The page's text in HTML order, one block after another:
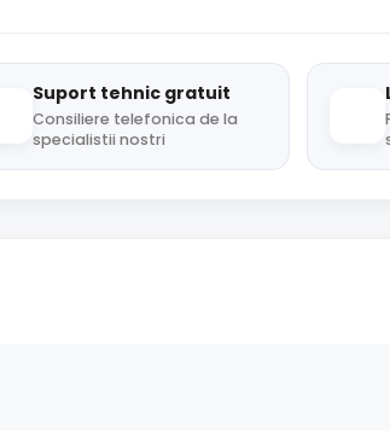
Suport tehnic gratuit
Consiliere telefonica de la
specialistii nostri